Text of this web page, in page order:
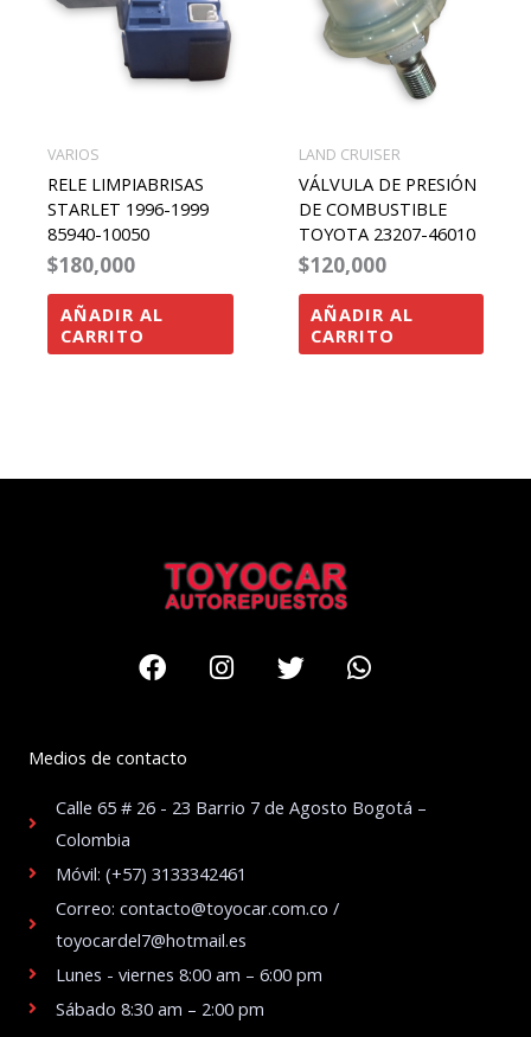
VARIOS
RELE LIMPIABRISAS
STARLET 1996-1999
85940-10050
$180,000
AÑADIR AL
CARRITO
LAND CRUISER
VÁLVULA DE PRESIÓN
DE COMBUSTIBLE
TOYOTA 23207-46010
$120,000
AÑADIR AL
CARRITO
FacebookInstagram
TwitterWhatsapp
Medios de contacto
Calle 65 # 26 - 23 Barrio 7 de Agosto Bogotá –
Colombia
Móvil: (+57) 3133342461
Correo: contacto@toyocar.com.co /
toyocardel7@hotmail.es
Lunes - viernes 8:00 am – 6:00 pm
Sábado 8:30 am – 2:00 pm